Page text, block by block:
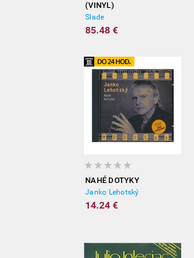
(VINYL)
Slade
85.48 €
NAHÉ DOTYKY
Janko Lehotský
14.24 €